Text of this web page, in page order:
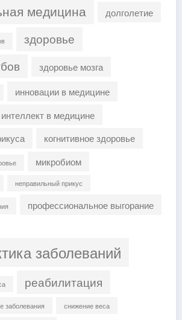
медицина долголетие
здоровье
здоровье мозга
инновации в медицине
в медицине
когнитивное здоровье
микробиом
неправильный прикус
профессиональное выгорание
заболеваний
реабилитация
заболевания снижение веса